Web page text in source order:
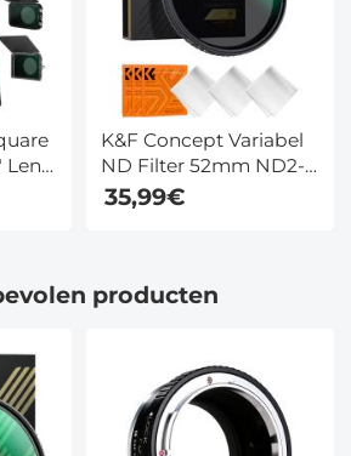
Lens
K&F Concept Variabel
ND Filter 52mm ND2-
ND32 (1-5 Stops) –
Ultradun
35,99€
producten